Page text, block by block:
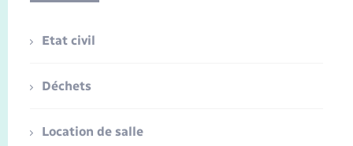
Etat civil
Déchets
Location de salle